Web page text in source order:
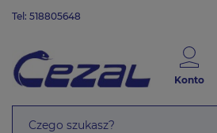
Tel: 518805648
Konto